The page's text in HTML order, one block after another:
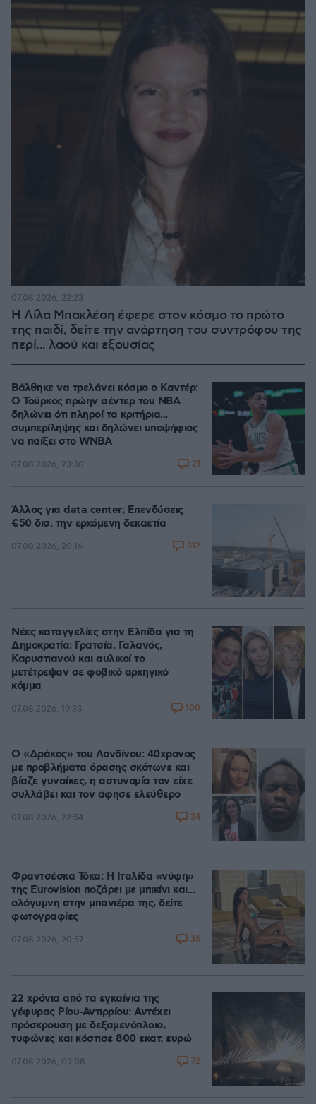
Η Λίλα Μπακλέση έφερε στον κόσμο το πρώτο
της παιδί, δείτε την ανάρτηση του συντρόφου της
περί... λαού και εξουσίας
07.08.2026, 22:23
Βάλθηκε να τρελάνει κόσμο ο Καντέρ:
Ο Τούρκος πρώην σέντερ του NBA
δηλώνει ότι πληροί τα κριτήρια...
συμπερίληψης και δηλώνει υποψήφιος
να παίξει στο WNBA
07.08.2026, 23:30 21
Άλλος για data center; Επενδύσεις
€50 δισ. την ερχόμενη δεκαετία
07.08.2026, 20:16 312
Νέες καταγγελίες στην Ελπίδα για τη
Δημοκρατία: Γρατσία, Γαλανός,
Καρυστιανού και αυλικοί το
μετέτρεψαν σε φοβικό αρχηγικό
κόμμα
07.08.2026, 19:33 100
Ο «Δράκος» του Λονδίνου: 40χρονος
με προβλήματα όρασης σκότωνε και
βίαζε γυναίκες, η αστυνομία τον είχε
συλλάβει και τον άφησε ελεύθερο
07.08.2026, 22:54 34
Φραντσέσκα Τόκα: Η Ιταλίδα «νύφη»
της Eurovision ποζάρει με μπικίνι και...
ολόγυμνη στην μπανιέρα της, δείτε
φωτογραφίες
07.08.2026, 20:57 36
22 χρόνια από τα εγκαίνια της
γέφυρας Ρίου-Αντιρρίου: Αντέχει
πρόσκρουση με δεξαμενόπλοιο,
τυφώνες και κόστισε 800 εκατ. ευρώ
07.08.2026, 09:08 72